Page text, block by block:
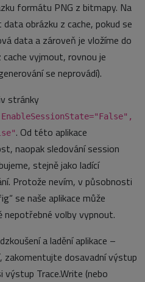
formátu PNG z bitmapy. Na
obrázku z cache, pokud se
data a zároveň je vložíme do
vyjmout, rovnou je
se neprovádí).
stránky
. Od této aplikace
naopak sledování session
stejně jako ladící
Protože nevím, v působnosti
se naše aplikace může
nepotřebné volby vypnout.
a ladění aplikace –
zakomentujte dosavadní výstup
výstup Trace.Write (nebo